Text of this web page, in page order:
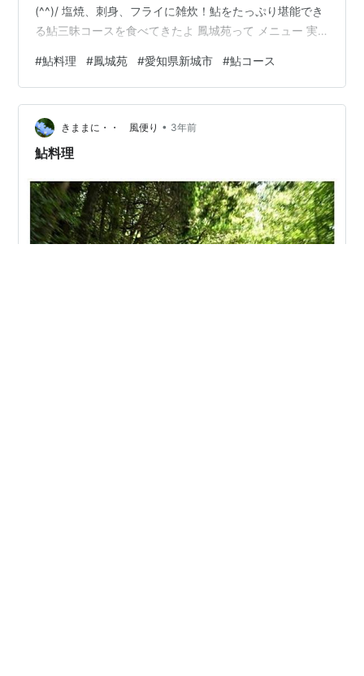
(^^)/ 塩焼、刺身、フライに雑炊！鮎をたっぷり堪能でき
る鮎三昧コースを食べてきたよ 鳳城苑って メニュー 実
苑は新城市にある川魚を使った人気の料理店。 鮎、あま
ご、鰻、鯉、猪鍋といったコースメニューをいただくこ
とができます。 特に夏の鮎は大人気で開店から行列がで
きるほど。タイミングによっては提供もそこそこかかる
ので時間に余裕を持っていかないといけないお店だった
#鮎料理 #鳳城苑 #愛知県新城市 #鮎コース
きままに・・ 風便り • 3年前
鮎料理